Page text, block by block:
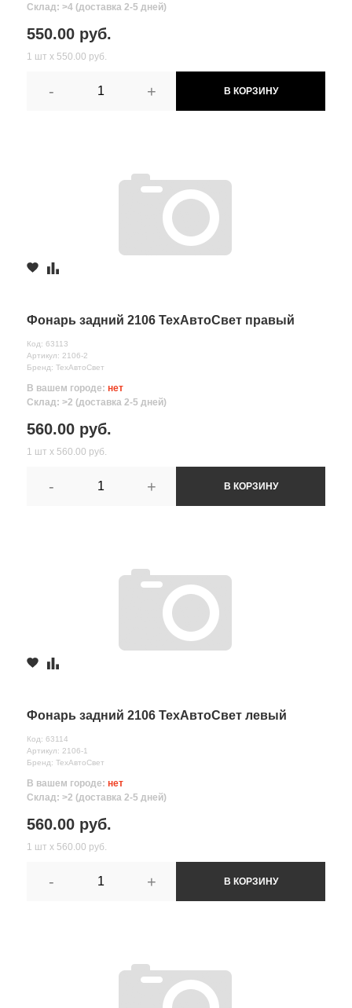
Склад: >4 (доставка 2-5 дней)
550.00 руб.
1 шт х 550.00 руб.
- + В КОРЗИНУ
Фонарь задний 2106 ТехАвтоСвет правый
Код: 63113
Артикул: 2106-2
Бренд: ТехАвтоСвет
В вашем городе: нет
Склад: >2 (доставка 2-5 дней)
560.00 руб.
1 шт х 560.00 руб.
- + В КОРЗИНУ
Фонарь задний 2106 ТехАвтоСвет левый
Код: 63114
Артикул: 2106-1
Бренд: ТехАвтоСвет
В вашем городе: нет
Склад: >2 (доставка 2-5 дней)
560.00 руб.
1 шт х 560.00 руб.
- + В КОРЗИНУ